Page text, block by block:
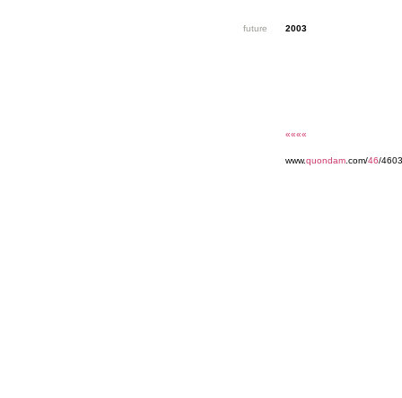
future 2003
««««
www.quondam .com/46/